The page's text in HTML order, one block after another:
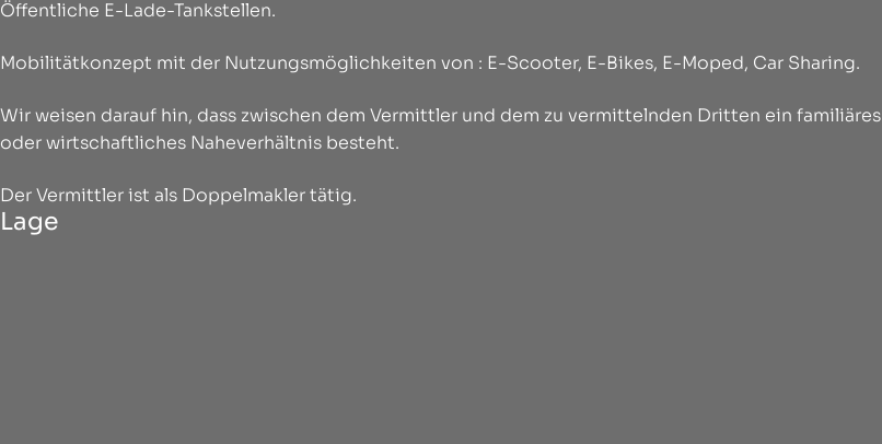
Öffentliche E-Lade-Tankstellen.
Mobilitätkonzept mit der Nutzungsmöglichkeiten von : E-Scooter, E-Bikes, E-Moped, Car Sharing.
Wir weisen darauf hin, dass zwischen dem Vermittler und dem zu vermittelnden Dritten ein familiäres
oder wirtschaftliches Naheverhältnis besteht.
Der Vermittler ist als Doppelmakler tätig.
Lage